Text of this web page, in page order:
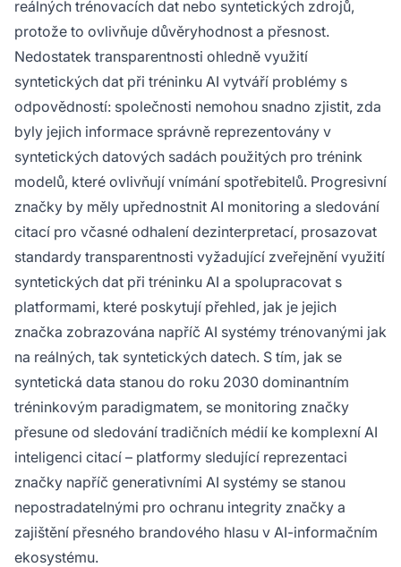
reálných trénovacích dat nebo syntetických zdrojů,
protože to ovlivňuje důvěryhodnost a přesnost.
Nedostatek transparentnosti ohledně využití
syntetických dat při tréninku AI vytváří problémy s
odpovědností: společnosti nemohou snadno zjistit, zda
byly jejich informace správně reprezentovány v
syntetických datových sadách použitých pro trénink
modelů, které ovlivňují vnímání spotřebitelů. Progresivní
značky by měly upřednostnit AI monitoring a sledování
citací pro včasné odhalení dezinterpretací, prosazovat
standardy transparentnosti vyžadující zveřejnění využití
syntetických dat při tréninku AI a spolupracovat s
platformami, které poskytují přehled, jak je jejich
značka zobrazována napříč AI systémy trénovanými jak
na reálných, tak syntetických datech. S tím, jak se
syntetická data stanou do roku 2030 dominantním
tréninkovým paradigmatem, se monitoring značky
přesune od sledování tradičních médií ke komplexní AI
inteligenci citací – platformy sledující reprezentaci
značky napříč generativními AI systémy se stanou
nepostradatelnými pro ochranu integrity značky a
zajištění přesného brandového hlasu v AI-informačním
ekosystému.